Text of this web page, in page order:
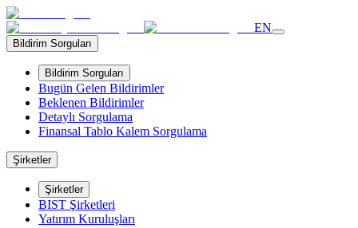
EN
Bildirim Sorguları
Bildirim Sorguları
Bugün Gelen Bildirimler
Beklenen Bildirimler
Detaylı Sorgulama
Finansal Tablo Kalem Sorgulama
Şirketler
Şirketler
BIST Şirketleri
Yatırım Kuruluşları